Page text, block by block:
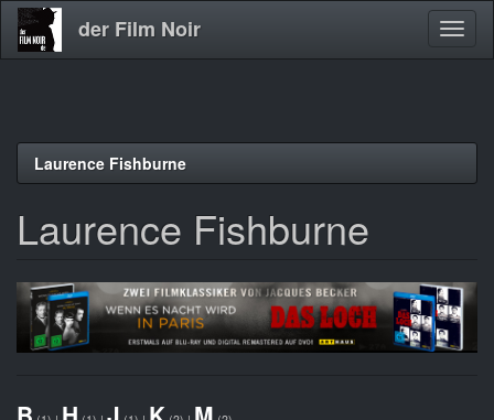
Direkt
der Film Noir
Laurence Fishburne
Laurence Fishburne